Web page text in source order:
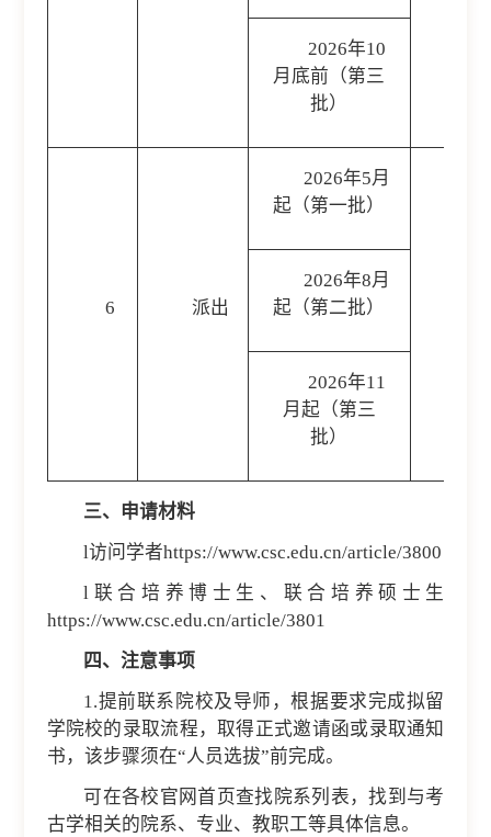
2026年10
月底前（第三
批）
6 派出
2026年5月
起（第一批）
2026年8月
起（第二批）
2026年11
月起（第三
批）
三、申请材料
l访问学者https://www.csc.edu.cn/article/3800
l联合培养博士生、联合培养硕士生
https://www.csc.edu.cn/article/3801
四、注意事项
1.提前联系院校及导师，根据要求完成拟留
学院校的录取流程，取得正式邀请函或录取通知
书，该步骤须在“人员选拔”前完成。
可在各校官网首页查找院系列表，找到与考
古学相关的院系、专业、教职工等具体信息。